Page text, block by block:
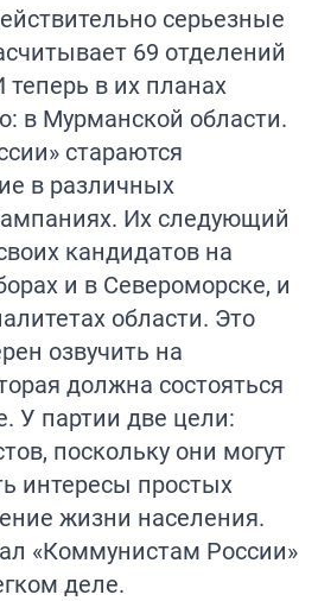
серьезные
69 отделений
в их планах
в Мурманской области.
стараются
в различных
Их следующий
кандидатов на
и в Североморске, и
области. Это
озвучить на
должна состояться
У партии две цели:
поскольку они могут
интересы простых
жизни населения.
«Коммунистам России»
деле.